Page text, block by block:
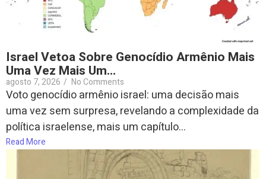
Israel Vetoa Sobre Genocídio Armênio Mais
Uma Vez Mais Um…
agosto 7, 2026 / No Comments
Voto genocídio armênio israel: uma decisão mais
uma vez sem surpresa, revelando a complexidade da
política israelense, mais um capítulo...
Read More